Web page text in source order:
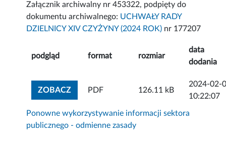
Załącznik archiwalny nr 453322, podpięty do
dokumentu archiwalnego: UCHWAŁY RADY
DZIELNICY XIV CZYŻYNY (2024 ROK) nr 177207
podgląd format rozmiar
data
dodania
ZOBACZZOBACZ ZAŁĄCZNIK
PDF 126.11 kB
2024-02-
10:22:07
Ponowne wykorzystywanie informacji sektora
publicznego - odmienne zasady